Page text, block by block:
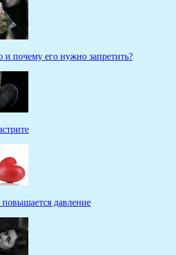
и почему его нужно запретить?
давление